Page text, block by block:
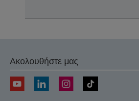
Ακολουθήστε μας